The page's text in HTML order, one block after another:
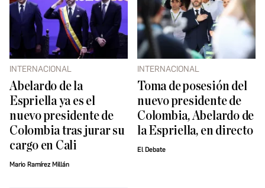
INTERNACIONAL
Abelardo de la
Espriella ya es el
nuevo presidente de
Colombia tras jurar su
cargo en Cali
Mario Ramírez Millán
INTERNACIONAL
Toma de posesión del
nuevo presidente de
Colombia, Abelardo de
la Espriella, en directo
El Debate